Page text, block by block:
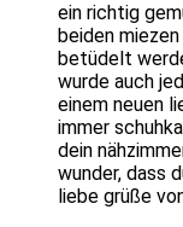
ein richtig
beiden
betüdelt
wurde auch
einem neuen
immer
dein
wunder, dass
liebe grüße